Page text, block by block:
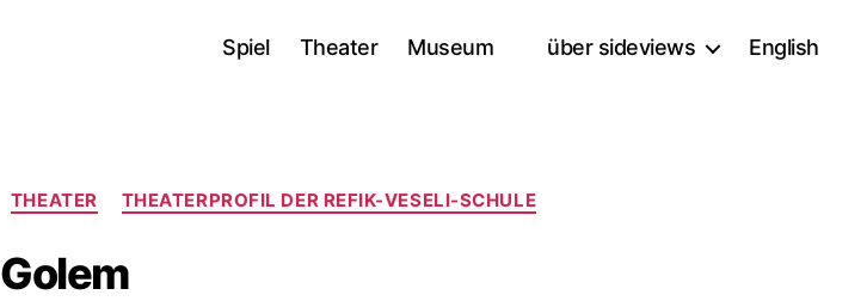
Spiel Theater Museum über sideviews English
Kategorien
THEATER THEATERPROFIL DER REFIK-VESELI-SCHULE
Golem